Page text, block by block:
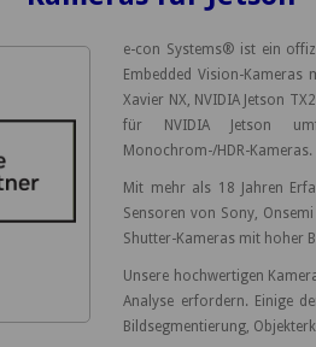
e-con Systems® ist ein
Embedded Vision-Kameras
Xavier NX, NVIDIA Jetson
für NVIDIA Jetson
Monochrom-/HDR-Kameras.
Mit mehr als 18 Jahren
Sensoren von Sony,
Shutter-Kameras mit hoher
Unsere hochwertigen
Analyse erfordern. Einige
Bildsegmentierung,